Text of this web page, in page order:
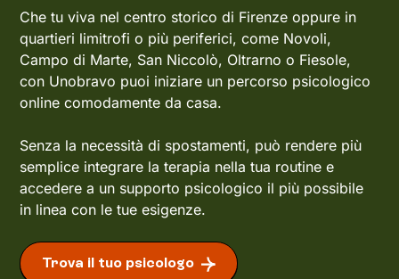
Che tu viva nel centro storico di Firenze oppure in
quartieri limitrofi o più periferici, come Novoli,
Campo di Marte, San Niccolò, Oltrarno o Fiesole,
con Unobravo puoi iniziare un percorso psicologico
online comodamente da casa.
Senza la necessità di spostamenti, può rendere più
semplice integrare la terapia nella tua routine e
accedere a un supporto psicologico il più possibile
in linea con le tue esigenze.
Trova il tuo psicologo